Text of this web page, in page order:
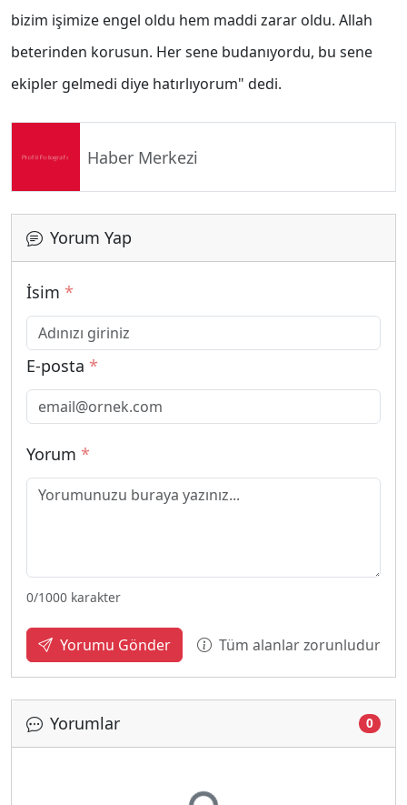
bizim işimize engel oldu hem maddi zarar oldu. Allah
beterinden korusun. Her sene budanıyordu, bu sene
ekipler gelmedi diye hatırlıyorum" dedi.
Haber Merkezi
Yorum Yap
İsim *
E-posta *
Yorum *
0/1000 karakter
Yorumu Gönder Tüm alanlar zorunludur
Yorumlar 0